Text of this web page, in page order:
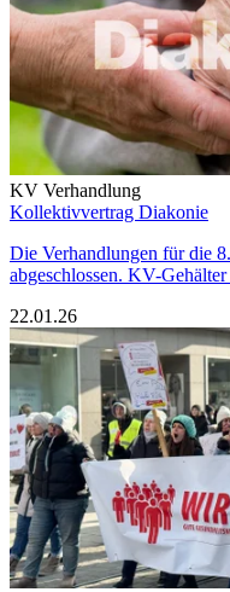
KV Verhandlung
Kollektivvertrag Diakonie
Die Verhandlungen für die
abgeschlossen. KV-
22.01.26